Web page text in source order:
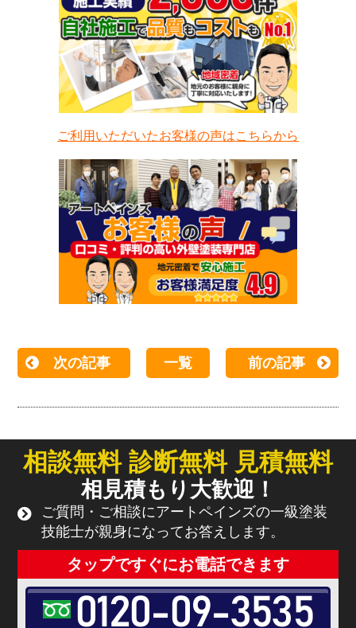
ご利用いただいたお客様の声はこちらから
次の記事 一覧 前の記事
相談無料 診断無料 見積無料
相見積もり大歓迎！
ご質問・ご相談にアートペインズの一級塗装
技能士が親身になってお答えします。
タップですぐにお電話できます
0120-09-3535